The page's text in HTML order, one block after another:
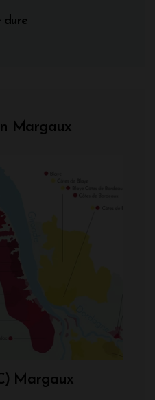
dure
Margaux
Margaux